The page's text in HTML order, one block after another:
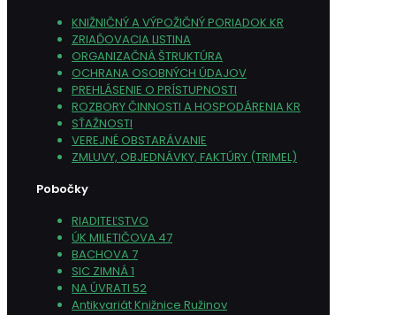
KNIŽNIČNÝ A VÝPOŽIČNÝ PORIADOK KR
ZRIAĎOVACIA LISTINA
ORGANIZAČNÁ ŠTRUKTÚRA
OCHRANA OSOBNÝCH ÚDAJOV
PREHLÁSENIE O PRÍSTUPNOSTI
ROZBORY ČINNOSTI A HOSPODÁRENIA KR
SŤAŽNOSTI
VEREJNÉ OBSTARÁVANIE
ZMLUVY, OBJEDNÁVKY, FAKTÚRY (TRIMEL)
Pobočky
RIADITEĽSTVO
ÚK MILETIČOVA 47
BACHOVA 7
SIC ZIMNÁ 1
NA ÚVRATI 52
Antikvariát Knižnice Ružinov